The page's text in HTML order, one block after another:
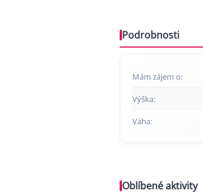
Podrobnosti
Mám zájem o:
Výška:
Váha:
Oblíbené aktivity